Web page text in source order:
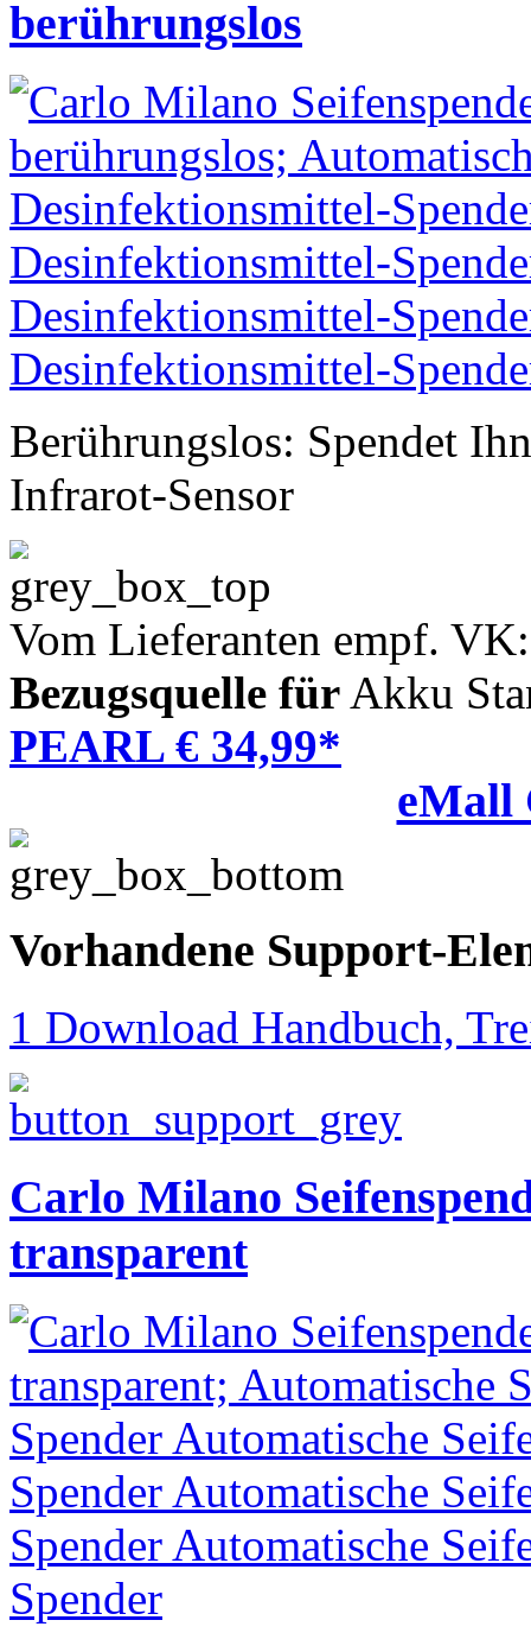
berührungslos
Berührungslos: Spendet
Infrarot-Sensor
Vom Lieferanten empf.
Bezugsquelle für Akku
PEARL € 34,99*
eMall
Vorhandene Support-
1 Download Handbuch,
Carlo Milano
transparent